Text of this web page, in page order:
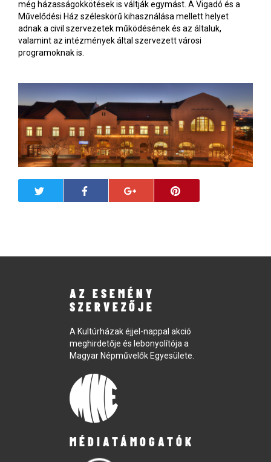
még házasságokkötések is váltják egymást. A Vigadó és a
Művelődési Ház széleskörű kihasználása mellett helyet
adnak a civil szervezetek működésének és az általuk,
valamint az intézmények által szervezett városi
programoknak is.
AZ ESEMÉNY
SZERVEZŐJE
A Kultúrházak éjjel-nappal akció
meghirdetője és lebonyolítója a
Magyar Népművelők Egyesülete.
MÉDIATÁMOGATÓK